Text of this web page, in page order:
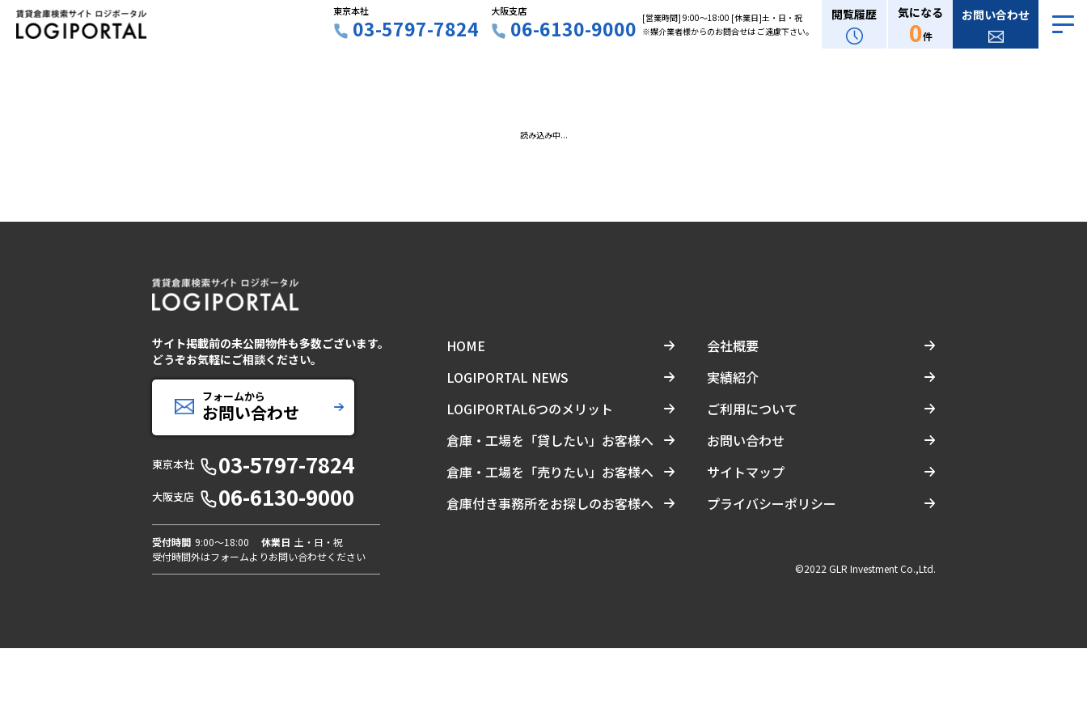
東京本社
03-5797-7824
大阪支店
06-6130-9000 [営業時間] 9:00〜18:00 [休業日]土・日・祝
※媒介業者様からのお問合せは ご遠慮下さい。
閲覧履歴 気になる
0件
お問い合わせ
読み込み中...
サイト掲載前の未公開物件も多数ございます。
どうぞお気軽にご相談ください。
フォームから
お問い合わせ
東京本社 03-5797-7824
大阪支店 06-6130-9000
受付時間 9:00〜18:00 休業日 土・日・祝
受付時間外はフォームよりお問い合わせください
HOME
LOGIPORTAL NEWS
LOGIPORTAL6つのメリット
倉庫・工場を「貸したい」お客様へ
倉庫・工場を「売りたい」お客様へ
倉庫付き事務所をお探しのお客様へ
会社概要
実績紹介
ご利用について
お問い合わせ
サイトマップ
プライバシーポリシー
©2022 GLR Investment Co.,Ltd.